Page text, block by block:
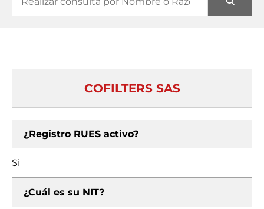
COFILTERS SAS
¿Registro RUES activo?
Si
¿Cuál es su NIT?